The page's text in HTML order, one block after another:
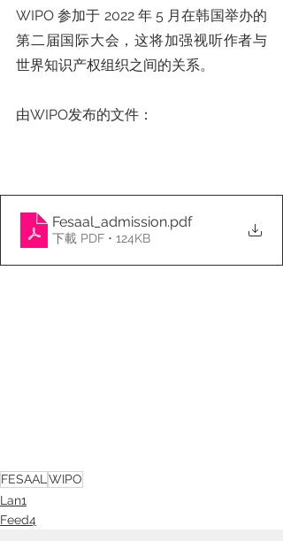
WIPO 参加于 2022 年 5 月在韩国举办的
第二届国际大会，这将加强视听作者与
世界知识产权组织之间的关系。
由WIPO发布的文件：
Fesaal_admission.pdf
下載 PDF • 124KB
FESAAL WIPO
Lan1
Feed4